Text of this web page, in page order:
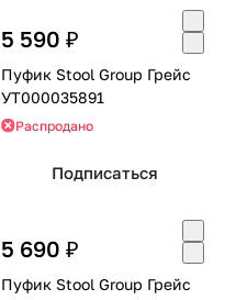
5 590 ₽
Пуфик Stool Group Грейс
УТ000035891
Распродано
Подписаться
5 690 ₽
Пуфик Stool Group Грейс